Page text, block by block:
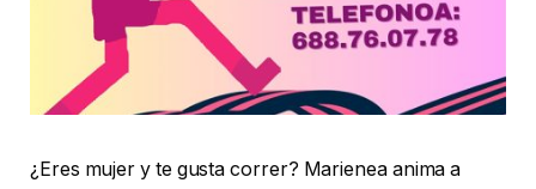
¿Eres mujer y te gusta correr? Marienea anima a